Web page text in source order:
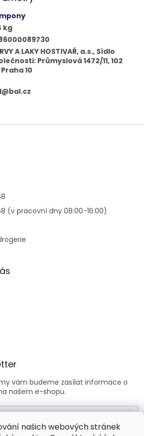
našich webových stránek
kg
A LAKY HOSTIVAŘ, a.s., Sídlo
Průmyslová 1472/11, 102
10
(v pracovní dny 08:00-16:00)
vám budeme zasílat informace o
našem e-shopu.